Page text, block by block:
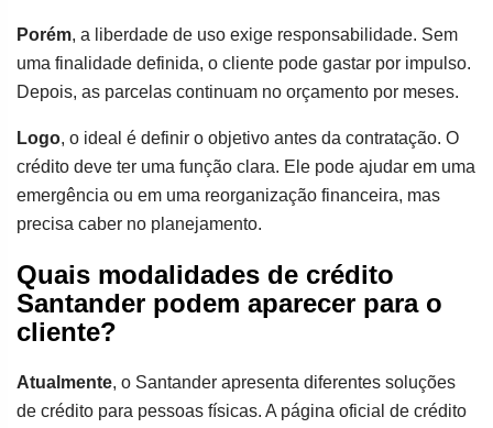
Porém, a liberdade de uso exige responsabilidade. Sem
uma finalidade definida, o cliente pode gastar por impulso.
Depois, as parcelas continuam no orçamento por meses.
Logo, o ideal é definir o objetivo antes da contratação. O
crédito deve ter uma função clara. Ele pode ajudar em uma
emergência ou em uma reorganização financeira, mas
precisa caber no planejamento.
Quais modalidades de crédito
Santander podem aparecer para o
cliente?
Atualmente, o Santander apresenta diferentes soluções
de crédito para pessoas físicas. A página oficial de crédito